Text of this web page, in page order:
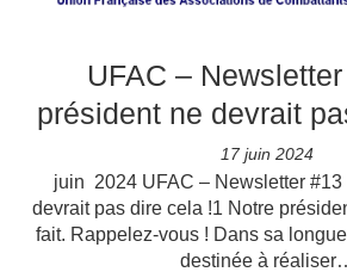
UFAC –
président ne devrait
17 juin 2024
juin 2024 UFAC – Newsletter #13
devrait pas dire cela !1 Notre
fait. Rappelez-vous ! Dans sa
destinée à